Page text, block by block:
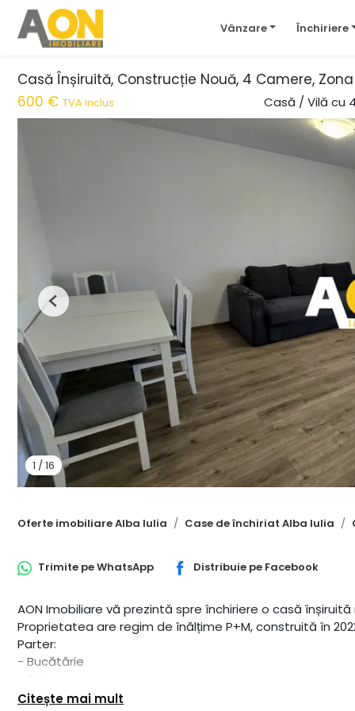
Vânzare Închiriere
Casă Înșiruită, Construcție Nouă, 4 Camere,
600 € TVA inclus Casă / Vilă cu
1 / 16
Previous
Oferte imobiliare Alba Iulia Case de închiriat Alba Iulia
Trimite peWhatsApp Distribuie pe Facebook
AON Imobiliare vă prezintă spre închiriere o casă
Proprietatea are regim de înălțime P+M, construită în
Parter:
- Bucătărie
- Debara
Citește mai mult